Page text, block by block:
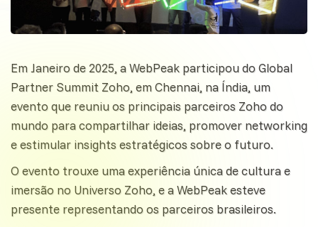
Em Janeiro de 2025, a WebPeak participou do Global
Partner Summit Zoho, em Chennai, na Índia, um
evento que reuniu os principais parceiros Zoho do
mundo para compartilhar ideias, promover networking
e estimular insights estratégicos sobre o futuro.
O evento trouxe uma experiência única de cultura e
imersão no Universo Zoho, e a WebPeak esteve
presente representando os parceiros brasileiros.